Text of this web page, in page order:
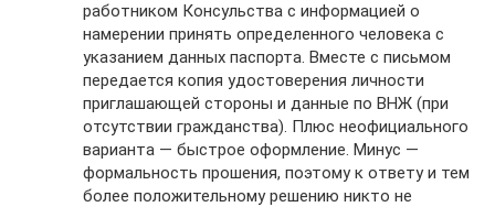
работником Консульства с информацией о
намерении принять определенного человека с
указанием данных паспорта. Вместе с письмом
передается копия удостоверения личности
приглашающей стороны и данные по ВНЖ (при
отсутствии гражданства). Плюс неофициального
варианта — быстрое оформление. Минус —
формальность прошения, поэтому к ответу и тем
более положительному решению никто не